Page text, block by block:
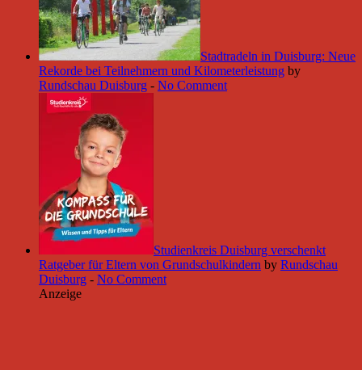
Stadtradeln in Duisburg: Neue
Rekorde bei Teilnehmern und Kilometerleistung by
Rundschau Duisburg - No Comment
Studienkreis Duisburg verschenkt
Ratgeber für Eltern von Grundschulkindern by Rundschau
Duisburg - No Comment
Anzeige